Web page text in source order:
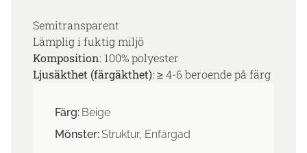
Semitransparent
Lämplig i fuktig miljö
Komposition: 100% polyester
Ljusäkthet (färgäkthet): ≥ 4-6 beroende på färg
Färg: Beige
Mönster:Struktur, Enfärgad